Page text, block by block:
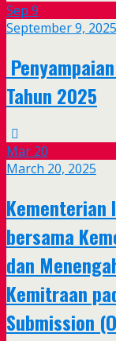
Sep 9
September 9, 2025
Tahun 2025
Mar 20
March 20, 2025
Kementerian
bersama
dan
Kemitraan
Submission